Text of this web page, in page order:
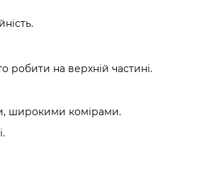
робити на верхній частині.
широкими комірами.